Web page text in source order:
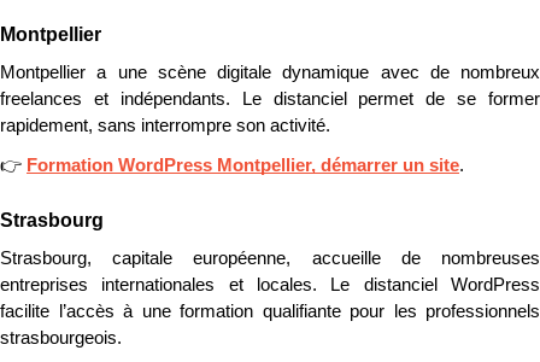
Montpellier
Montpellier a une scène digitale dynamique avec de nombreux
freelances et indépendants. Le distanciel permet de se former
rapidement, sans interrompre son activité.
👉 Formation WordPress Montpellier, démarrer un site.
Strasbourg
Strasbourg, capitale européenne, accueille de nombreuses
entreprises internationales et locales. Le distanciel WordPress
facilite l’accès à une formation qualifiante pour les professionnels
strasbourgeois.